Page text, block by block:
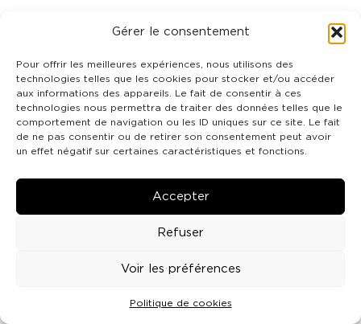
Gérer le consentement
Pour offrir les meilleures expériences, nous utilisons des
technologies telles que les cookies pour stocker et/ou accéder
aux informations des appareils. Le fait de consentir à ces
technologies nous permettra de traiter des données telles que le
comportement de navigation ou les ID uniques sur ce site. Le fait
de ne pas consentir ou de retirer son consentement peut avoir
un effet négatif sur certaines caractéristiques et fonctions.
Accepter
Refuser
Voir les préférences
Politique de cookies